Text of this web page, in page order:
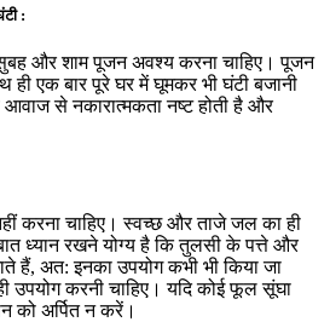
:
सुबह और शाम पूजन अवश्य करना चाहिए। पूजन
एक बार पूरे घर में घूमकर भी घंटी बजानी
से नकारात्मकता नष्ट होती है और
करना चाहिए। स्वच्छ और ताजे जल का ही
ध्यान रखने योग्य है कि तुलसी के पत्ते और
हैं, अत: इनका उपयोग कभी भी किया जा
उपयोग करनी चाहिए। यदि कोई फूल सूंघा
को अर्पित न करें।